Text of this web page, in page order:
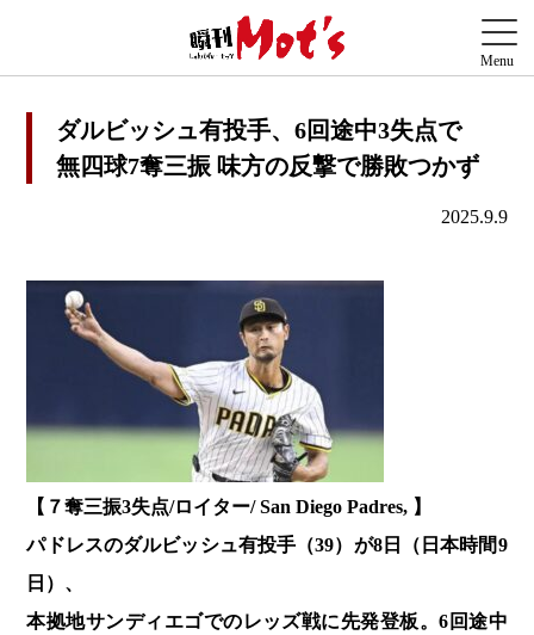
ダルビッシュ有投手、6回途中3失点で
無四球7奪三振 味方の反撃で勝敗つかず
2025.9.9
【７奪三振3失点/ロイター/ San Diego Padres, 】
パドレスのダルビッシュ有投手（39）が8日（日本時間9
日）、
本拠地サンディエゴでのレッズ戦に先発登板。6回途中